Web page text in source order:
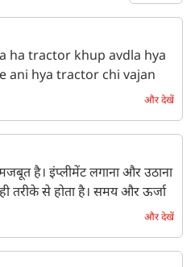
ha tractor khup avdla hya
ani hya tractor chi vajan
750 kilo chi ahe , aniऔर देखें
है। इंप्लीमेंट लगाना और उठाना
तरीके से होता है। समय और ऊर्जा
और देखें